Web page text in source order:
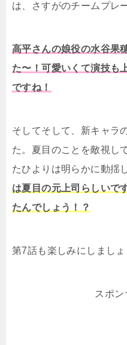
は、さすがのチームプレ
高平さんの娘役の水谷果
た〜！可愛いくて演技も
ですね！
そしてそして、新キャラ
た。夏目のことを敵視し
たひよりは明らかに動揺
は夏目の元上司らしいで
たんでしょう！？
第7話も楽しみにしましょ
スポン